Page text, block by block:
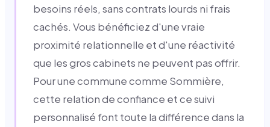
besoins réels, sans contrats lourds ni frais
cachés. Vous bénéficiez d'une vraie
proximité relationnelle et d'une réactivité
que les gros cabinets ne peuvent pas offrir.
Pour une commune comme Sommière,
cette relation de confiance et ce suivi
personnalisé font toute la différence dans la